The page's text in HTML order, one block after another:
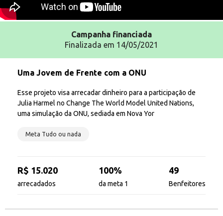
Campanha financiada
Finalizada em 14/05/2021
Uma Jovem de Frente com a ONU
Esse projeto visa arrecadar dinheiro para a participação de
Julia Harmel no Change The World Model United Nations,
uma simulação da ONU, sediada em Nova Yor
Meta Tudo ou nada
R$ 15.020
arrecadados
100%
da meta 1
49
Benfeitores